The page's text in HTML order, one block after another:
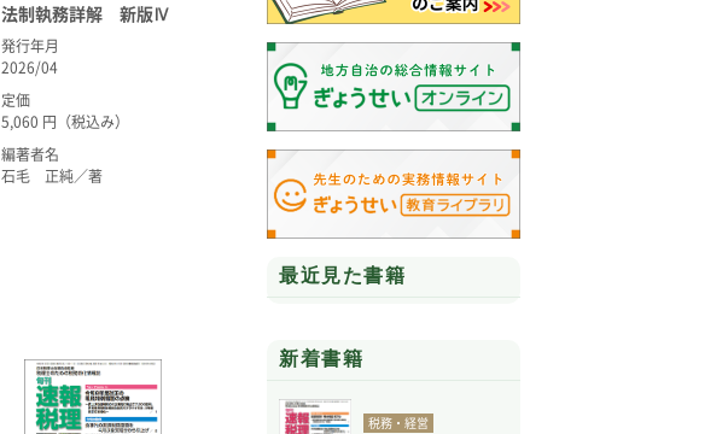
法制執務詳解 新版Ⅳ
発行年月
2026/04
定価
5,060 円（税込み）
編著者名
石毛 正純／著
最近見た書籍
新着書籍
税務・経営